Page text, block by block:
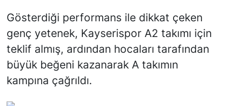
Gösterdiği performans ile dikkat çeken
genç yetenek, Kayserispor A2 takımı için
teklif almış, ardından hocaları tarafından
büyük beğeni kazanarak A takımın
kampına çağrıldı.
SPOR
TEKNOLOJİ
TÜRKİYE VE DÜNYA GÜNDEMİ